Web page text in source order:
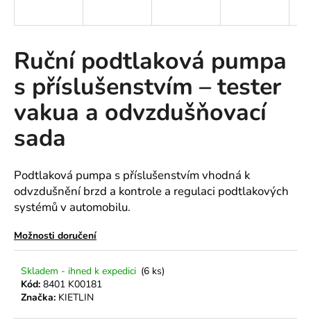
Ruční podtlaková pumpa
s příslušenstvím – tester
vakua a odvzdušňovací
sada
Podtlaková pumpa s příslušenstvím vhodná k
odvzdušnění brzd a kontrole a regulaci podtlakových
systémů v automobilu.
Možnosti doručení
Skladem - ihned k expedici (6 ks)
Kód: 8401 K00181
Značka: KIETLIN
í
t
?
o
p
o
u